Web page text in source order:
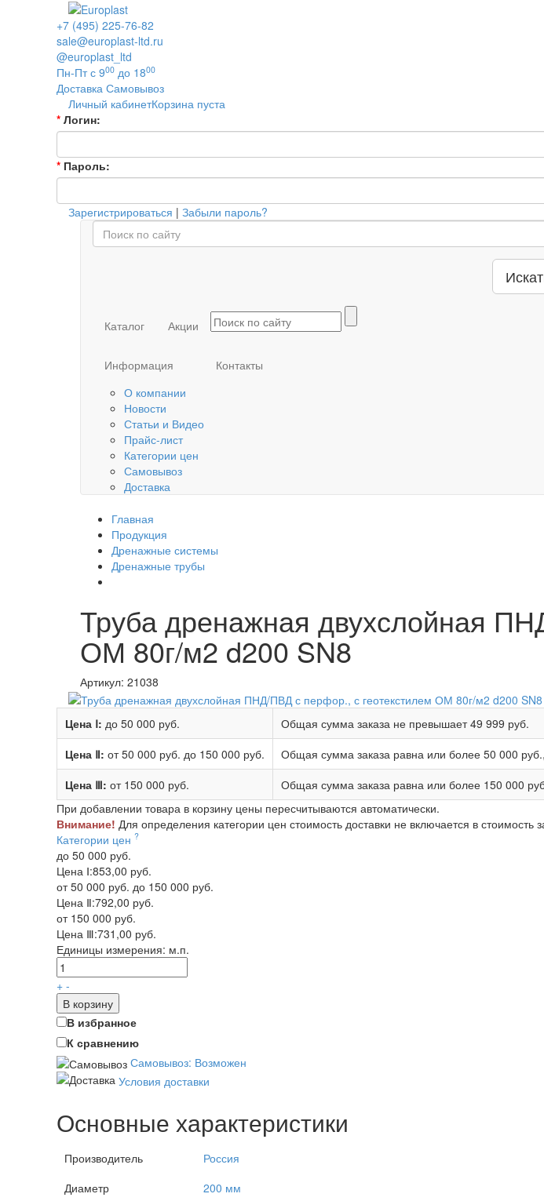
+7 (495) 225-76-82
sale@europlast-ltd.ru
@europlast_ltd
Пн-Пт с 900 до 1800
Доставка Самовывоз
Личный кабинетКорзина пуста
* Логин:
* Пароль:
Зарегистрироваться | Забыли пароль?
Каталог Акции
Информация
О компании
Новости
Статьи и Видео
Прайс-лист
Категории цен
Самовывоз
Доставка
Контакты
Главная
Продукция
Дренажные системы
Дренажные трубы
Труба дренажная двухслойная
ОМ 80г/м2 d200 SN8
Артикул: 21038
Цена Ⅰ: до 50 000 руб. Общая сумма заказа не превышает49 999 руб.
Цена Ⅱ: от 50 000 руб. до 150 000 руб. Общая сумма заказа равна или более 50 000 руб.
Цена Ⅲ: от 150 000 руб. Общая сумма заказа равна или более 150 000
При добавлении товара в корзину цены пересчитываются автоматически.
Внимание! Для определения категории цен стоимость доставки не включается в стоимость
Категории цен ?
до 50 000 руб.
Цена Ⅰ:853,00 руб.
от 50 000 руб. до 150 000 руб.
Цена Ⅱ:792,00 руб.
от 150 000 руб.
Цена Ⅲ:731,00 руб.
Единицы измерения: м.п.
+ -
В корзину
В избранное
К сравнению
Самовывоз: Возможен
Условия доставки
Основные характеристики
Производитель
Россия
Диаметр
200 мм